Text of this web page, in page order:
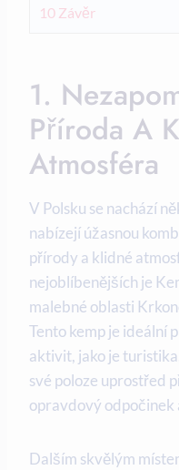
10 Závěr
1.
Příroda ⁤a
Atmosféra
V ‍Polsku se nachází​
nabízejí úžasnou
přírody a klidné
nejoblíbenějších je
malebné oblasti
Tento kemp je ideální
aktivit, jako je
své poloze uprostřed
opravdový ‌odpočinek
Dalším ​skvělým